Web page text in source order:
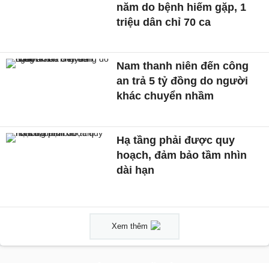
năm do bệnh hiếm gặp, 1
triệu dân chỉ 70 ca
Nam thanh niên đến công
an trả 5 tỷ đồng do người
khác chuyển nhầm
Hạ tầng phải được quy
hoạch, đảm bảo tầm nhìn
dài hạn
Xem thêm